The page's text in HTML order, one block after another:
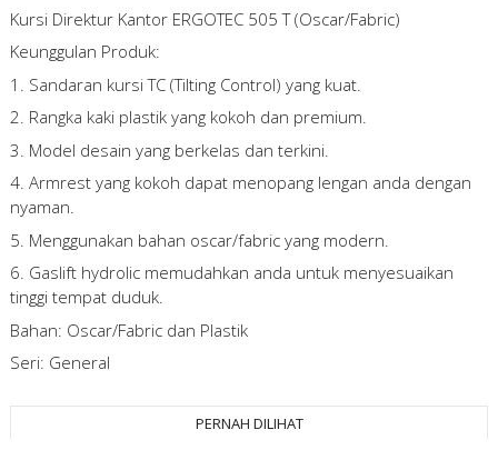
Kursi Direktur Kantor ERGOTEC 505 T (Oscar/Fabric)
Keunggulan Produk:
1. Sandaran kursi TC (Tilting Control) yang kuat.
2. Rangka kaki plastik yang kokoh dan premium.
3. Model desain yang berkelas dan terkini.
4. Armrest yang kokoh dapat menopang lengan anda dengan
nyaman.
5. Menggunakan bahan oscar/fabric yang modern.
6. Gaslift hydrolic memudahkan anda untuk menyesuaikan
tinggi tempat duduk.
Bahan: Oscar/Fabric dan Plastik
Seri: General
PERNAH DILIHAT